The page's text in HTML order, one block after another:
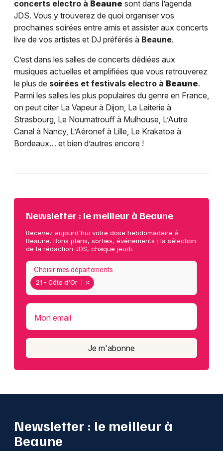
concerts electro à Beaune sont dans l’agenda
JDS. Vous y trouverez de quoi organiser vos
prochaines soirées entre amis et assister aux concerts
live de vos artistes et DJ préférés à Beaune.
C’est dans les salles de concerts dédiées aux
musiques actuelles et amplifiées que vous retrouverez
le plus de soirées et festivals electro à Beaune.
Parmi les salles les plus populaires du genre en France,
on peut citer La Vapeur à Dijon, La Laiterie à
Strasbourg, Le Noumatrouff à Mulhouse, L’Autre
Canal à Nancy, L’Aéronef à Lille, Le Krakatoa à
Bordeaux… et bien d’autres encore !
Newsletter : le meilleur à Beaune
Recevez aujourd'hui votre dose hebdomadaire à
Beaune. Bons plans, sorties, événements : la sélection
de la rédaction JDS, chaque jeudi.
21 - Côte d'Or
Choisir mes départements
Mon email
Je m'abonne
Newsletter : le meilleur à
Beaune